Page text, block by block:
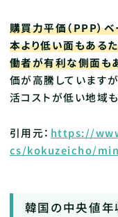
購買力平価（PPP）
本より低い面もある
働者が有利な側面も
価が高騰しています
活コストが低い地域も
引用元： https://
cs/kokuzeicho/
韓国の中央値